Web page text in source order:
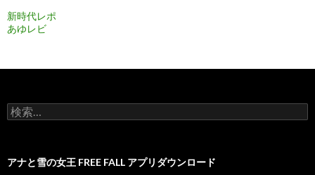
新時代レポ
あゆレビ
検
索:
アナと雪の女王 FREE FALL アプリダウンロード